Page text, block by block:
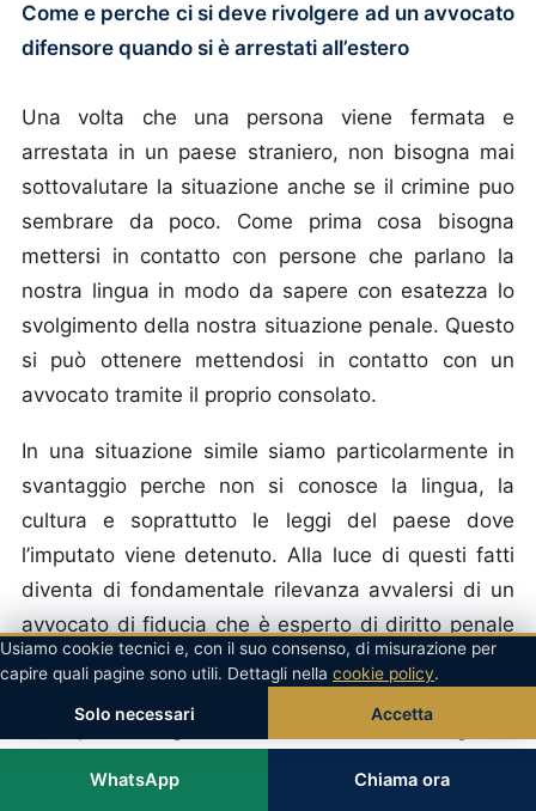
Come e perche ci si deve rivolgere ad un avvocato
difensore quando si è arrestati all’estero
Una volta che una persona viene fermata e
arrestata in un paese straniero, non bisogna mai
sottovalutare la situazione anche se il crimine puo
sembrare da poco. Come prima cosa bisogna
mettersi in contatto con persone che parlano la
nostra lingua in modo da sapere con esatezza lo
svolgimento della nostra situazione penale. Questo
si può ottenere mettendosi in contatto con un
avvocato tramite il proprio consolato.
In una situazione simile siamo particolarmente in
svantaggio perche non si conosce la lingua, la
cultura e soprattutto le leggi del paese dove
l’imputato viene detenuto. Alla luce di questi fatti
diventa di fondamentale rilevanza avvalersi di un
avvocato di fiducia che è esperto di diritto penale
internazionale. L’avvocato infatti è l’unica persona
in grado di garantire i diritti del suo cliente in modo
che il processo giudiziario sia svolto in modo giusto
WhatsApp Chiama ora
Usiamo cookie tecnici e, con il suo consenso, di misurazione per
capire quali pagine sono utili. Dettagli nella cookie policy.
Solo necessari Accetta